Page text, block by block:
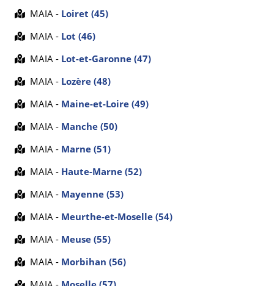
MAIA - Loiret (45)
MAIA - Lot (46)
MAIA - Lot-et-Garonne (47)
MAIA - Lozère (48)
MAIA - Maine-et-Loire (49)
MAIA - Manche (50)
MAIA - Marne (51)
MAIA - Haute-Marne (52)
MAIA - Mayenne (53)
MAIA - Meurthe-et-Moselle (54)
MAIA - Meuse (55)
MAIA - Morbihan (56)